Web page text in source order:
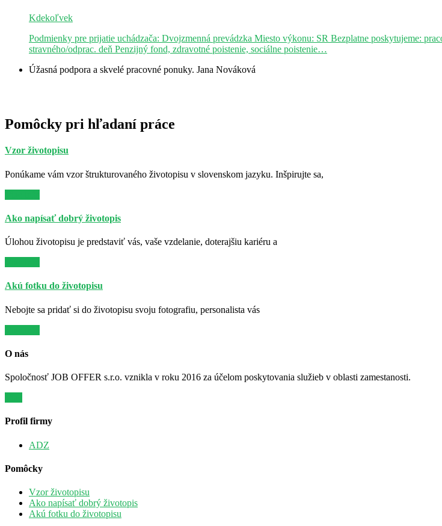
Kdekoľvek
Podmienky pre prijatie uchádzača: Dvojzmenná prevádzka Miesto výkonu: SR Bezplatne poskytujeme:
stravného/odprac. deň Penzijný fond, zdravotné poistenie, sociálne poistenie…
Úžasná podpora a skvelé pracovné ponuky. Jana Nováková
Pomôcky pri hľadaní práce
Vzor životopisu
Ponúkame vám vzor štrukturovaného životopisu v slovenskom jazyku. Inšpirujte sa,
Ako napísať dobrý životopis
Úlohou životopisu je predstaviť vás, vaše vzdelanie, doterajšiu kariéru a
Akú fotku do životopisu
Nebojte sa pridať si do životopisu svoju fotografiu, personalista vás
O nás
Spoločnosť JOB OFFER s.r.o. vznikla v roku 2016 za účelom poskytovania služieb v oblasti zamestanosti.
Profil firmy
ADZ
Pomôcky
Vzor životopisu
Ako napísať dobrý životopis
Akú fotku do životopisu